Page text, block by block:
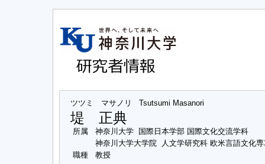
ツツミ マサノリ Tsutsumi Masanori
堤 正典
所属
神奈川大学 国際日本学部 国際文化交流学科
神奈川大学大学院 人文学研究科 欧米言語文化
職種
教授